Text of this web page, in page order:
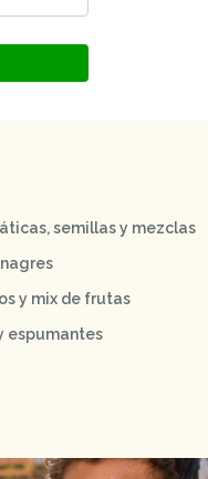
semillas y mezclas
y mix de frutas
espumantes